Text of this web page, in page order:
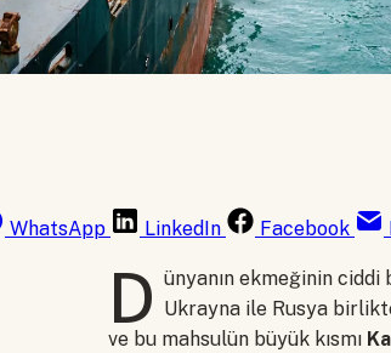
WhatsApp LinkedIn Facebook
D ünyanın ekmeğinin
Ukrayna ile Rusya
ve bu mahsulün büyük kısmı